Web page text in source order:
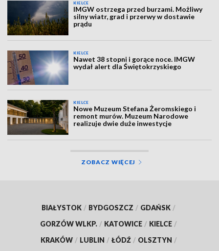
KIELCE
IMGW ostrzega przed burzami. Możliwy
silny wiatr, grad i przerwy w dostawie
prądu
KIELCE
Nawet 38 stopni i gorące noce. IMGW
wydał alert dla Świętokrzyskiego
KIELCE
Nowe Muzeum Stefana Żeromskiego i
remont murów. Muzeum Narodowe
realizuje dwie duże inwestycje
ZOBACZ WIĘCEJ
BIAŁYSTOK / BYDGOSZCZ / GDAŃSK /
GORZÓW WLKP. / KATOWICE / KIELCE /
KRAKÓW / LUBLIN / ŁÓDŹ / OLSZTYN /